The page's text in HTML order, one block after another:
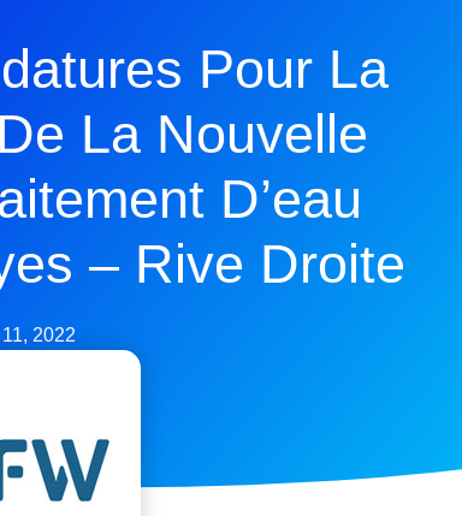
Pour La
La Nouvelle
D’eau
– Rive Droite
2022